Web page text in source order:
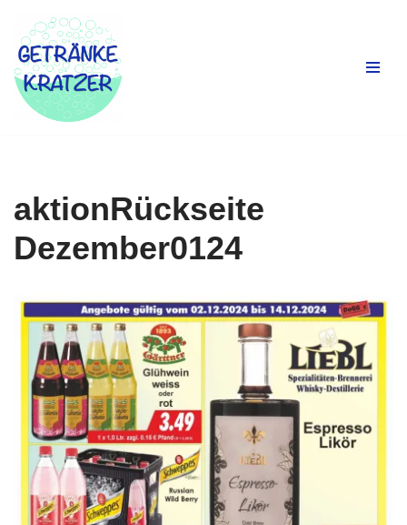
Zum
Inhalt
springen
aktionRückseite
Dezember0124